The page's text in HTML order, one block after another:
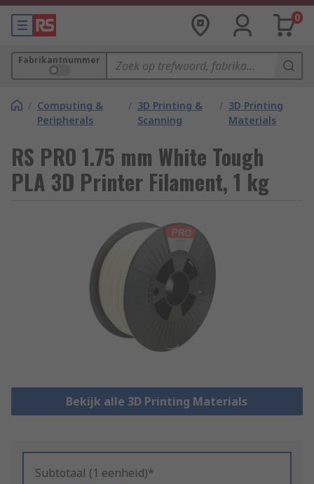
0
Fabrikantnummer
/ Computing &
Peripherals
/ 3D Printing &
Scanning
/ 3D Printing
Materials
RS PRO 1.75 mm White Tough
PLA 3D Printer Filament, 1 kg
Bekijk alle 3D Printing Materials
Subtotaal (1 eenheid)*